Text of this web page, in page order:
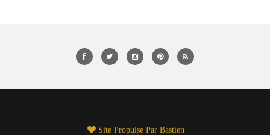
Site Propulsé Par Bastien